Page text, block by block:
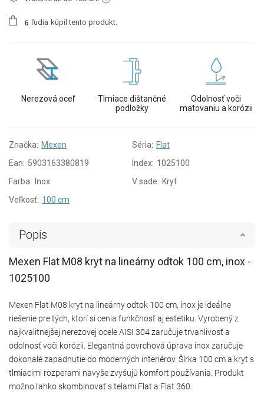
6 ľudia kúpil tento produkt.
Nerezová oceľ
Tlmiace dištančné
podložky
Odolnosť voči
matovaniu a korózii
Značka: Mexen Séria: Flat
Ean: 5903163380819 Index: 1025100
Farba: Inox V sade: Kryt
Veľkosť: 100 cm
Popis
Mexen Flat M08 kryt na lineárny odtok 100 cm, inox -
1025100
Mexen Flat M08 kryt na lineárny odtok 100 cm, inox je ideálne
riešenie pre tých, ktorí si cenia funkčnosť aj estetiku. Vyrobený z
najkvalitnejšej nerezovej ocele AISI 304 zaručuje trvanlivosť a
odolnosť voči korózii. Elegantná povrchová úprava inox zaručuje
dokonalé zapadnutie do moderných interiérov. Šírka 100 cm a kryt s
tlmiacimi rozperami navyše zvyšujú komfort používania. Produkt
možno ľahko skombinovať s telami Flat a Flat 360.